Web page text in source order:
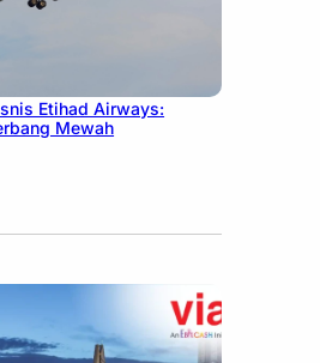
Etihad Airways:
Mewah